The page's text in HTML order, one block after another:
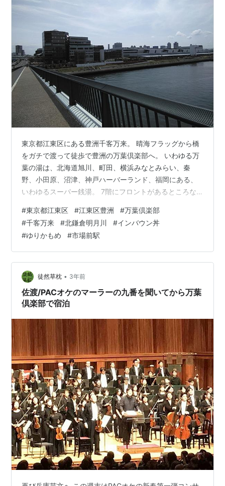
東京都江東区にある豊洲千客万来。 晴海フラッグから橋
をガチで渡って徒歩で豊洲の万葉倶楽部へ。 いわゆる万
葉の湯は、北海道旭川、町田、横浜みなとみらい、秦
野、小田原、沼津、神戸ハーバーランド、福岡にある、
いわゆるスーパー銭湯。 7階にフロントがあるところな
額180億円といわれ、社運をかけたプロジェクトともいえ
る。 元々はなにもなかったような埋め立て地。スーパー
銭湯だけではなく、商業棟が併設されており、インバウ
ン丼といわれたものがネットを通じて広まり、話題にな
りました。 海鮮丼18000円、その名は、皇帝。6500円
の海鮮丼もあります。 2024年…
#東京都江東区 #江東区豊洲 #万葉倶楽部
#千客万来 #北鎌倉明月川 #インバウン丼
#ゆりかもめ #市場前駅
徒然草枕 • 3年前
佐渡/PACオケのマーラーの九番を聞いてから万葉
倶楽部で宿泊